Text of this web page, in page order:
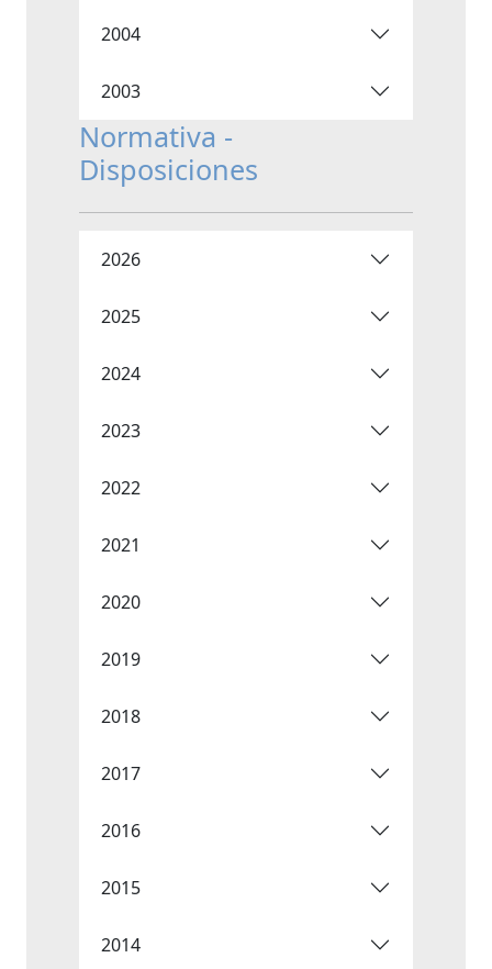
2004
2003
Normativa -
Disposiciones
2026
2025
2024
2023
2022
2021
2020
2019
2018
2017
2016
2015
2014